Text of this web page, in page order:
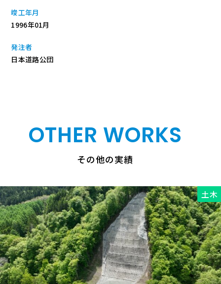
竣工年月
1996年01月
発注者
日本道路公団
OTHER WORKS
その他の実績
土木